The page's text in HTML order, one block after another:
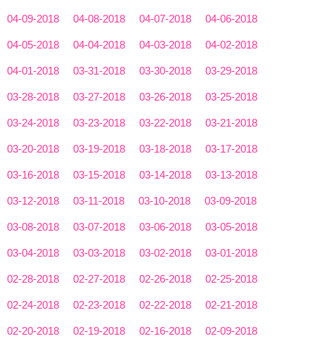
04-09-2018 04-08-2018 04-07-2018 04-06-2018
04-05-2018 04-04-2018 04-03-2018 04-02-2018
04-01-2018 03-31-2018 03-30-2018 03-29-2018
03-28-2018 03-27-2018 03-26-2018 03-25-2018
03-24-2018 03-23-2018 03-22-2018 03-21-2018
03-20-2018 03-19-2018 03-18-2018 03-17-2018
03-16-2018 03-15-2018 03-14-2018 03-13-2018
03-12-2018 03-11-2018 03-10-2018 03-09-2018
03-08-2018 03-07-2018 03-06-2018 03-05-2018
03-04-2018 03-03-2018 03-02-2018 03-01-2018
02-28-2018 02-27-2018 02-26-2018 02-25-2018
02-24-2018 02-23-2018 02-22-2018 02-21-2018
02-20-2018 02-19-2018 02-16-2018 02-09-2018